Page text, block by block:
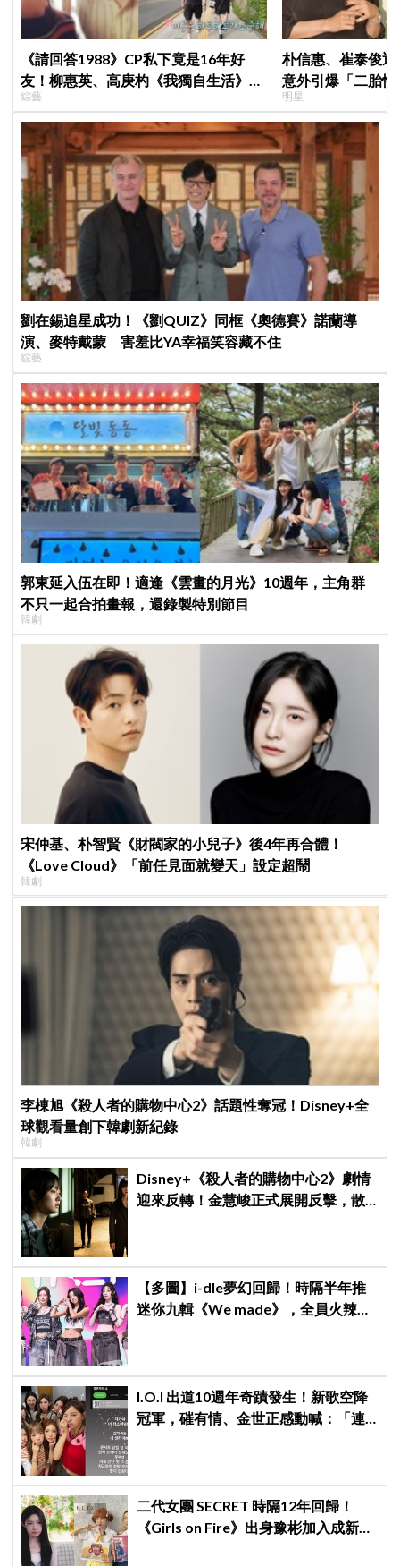
《請回答1988》CP私下竟是16年好
友！柳惠英、高庚杓《我獨自生活》預
告公開，暖心互動掀回憶殺
綜藝
朴信惠、崔泰俊
意外引爆「二胎
明星
劉在錫追星成功！《劉QUIZ》同框《奧德賽》諾蘭導
演、麥特戴蒙 害羞比YA幸福笑容藏不住
綜藝
郭東延入伍在即！適逢《雲畫的月光》10週年，主角群
不只一起合拍畫報，還錄製特別節目
韓劇
宋仲基、朴智賢《財閥家的小兒子》後4年再合體！
《Love Cloud》「前任見面就變天」設定超鬧
韓劇
李棟旭《殺人者的購物中心2》話題性奪冠！Disney+全
球觀看量創下韓劇新紀錄
韓劇
Disney+《殺人者的購物中心2》劇情
迎來反轉！金慧峻正式展開反擊，散
【多圖】i-dle夢幻回歸！時隔半年推
迷你九輯《We made》，全員火辣現
I.O.I 出道10週年奇蹟發生！新歌空降
冠軍，磪有情、金世正感動喊：「連
二代女團 SECRET 時隔12年回歸！
《Girls on Fire》出身豫彬加入成新成